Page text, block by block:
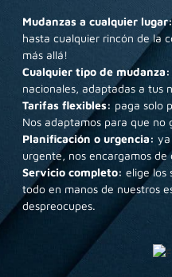
Mudanzas a cualquier lugar:
hasta cualquier rincón de la
más allá!
Cualquier tipo de mudanza:
nacionales, adaptadas a tus
Tarifas flexibles: paga solo
Nos adaptamos para que no
Planificación o urgencia: ya
urgente, nos encargamos de
Servicio completo: elige los
todo en manos de nuestros
despreocupes.